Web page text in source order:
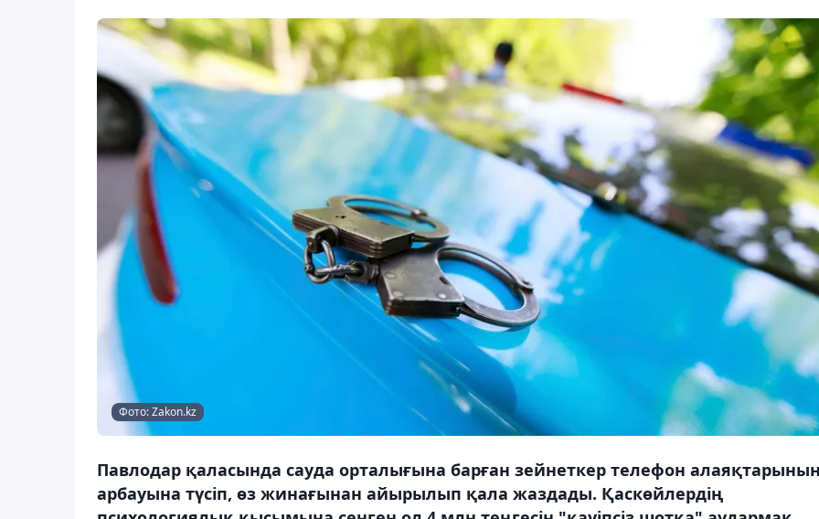
Фото: Zakon.kz
Павлодар қаласында сауда орталығына барған зейнеткер телефон
арбауына түсіп, өз жинағынан айырылып қала жаздады. Қаскөйлердің